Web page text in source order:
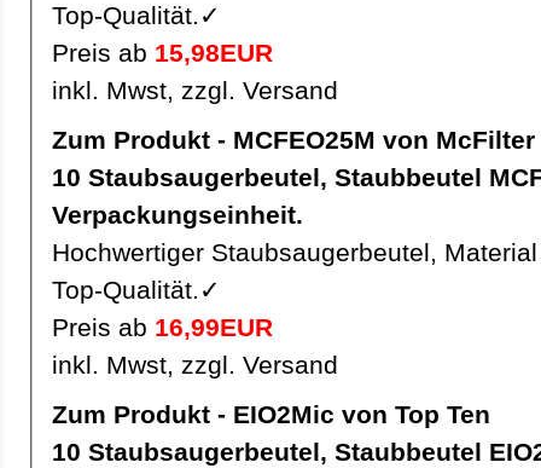
Top-Qualität.✓
Preis ab 15,98EUR
inkl. Mwst, zzgl. Versand
Zum Produkt - MCFEO25M von McFilter
10 Staubsaugerbeutel, Staubbeutel MCFEO25M pro
Verpackungseinheit.
Hochwertiger Staubsaugerbeutel,
Top-Qualität.✓
Preis ab 16,99EUR
inkl. Mwst, zzgl. Versand
Zum Produkt - EIO2Mic von Top Ten
10 Staubsaugerbeutel, Staubbeutel EIO2Mic pro